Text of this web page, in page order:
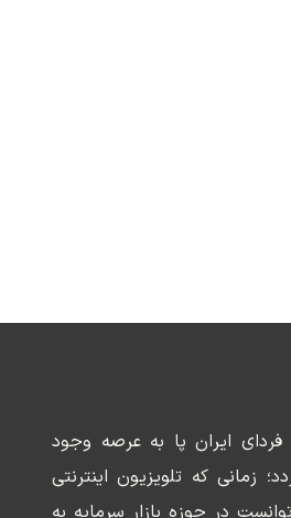
ایران پا به عرصه وجود
این رسانه تصویری به سال ۱۳۹۹ برمی‌گردد؛ زمانی که تلویزیون اینترنتی
در حوزه بازار سرمایه به